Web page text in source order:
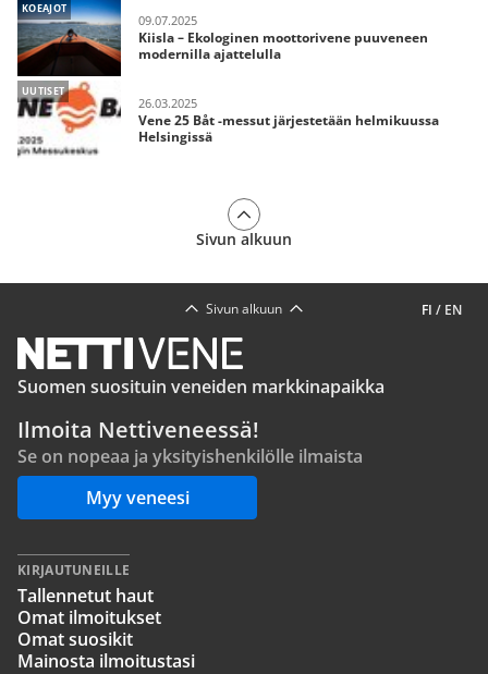
KOEAJOT
09.07.2025
Kiisla – Ekologinen moottorivene puuveneen
modernilla ajattelulla
UUTISET
26.03.2025
Vene 25 Båt -messut järjestetään helmikuussa
Helsingissä
Sivun alkuun
FI / EN
Sivun alkuun
Suomen suosituin veneiden markkinapaikka
Ilmoita Nettiveneessä!
Se on nopeaa ja yksityishenkilölle ilmaista
Myy veneesi
KIRJAUTUNEILLE
Tallennetut haut
Omat ilmoitukset
Omat suosikit
Mainosta ilmoitustasi